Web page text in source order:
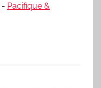
- Pacifique &